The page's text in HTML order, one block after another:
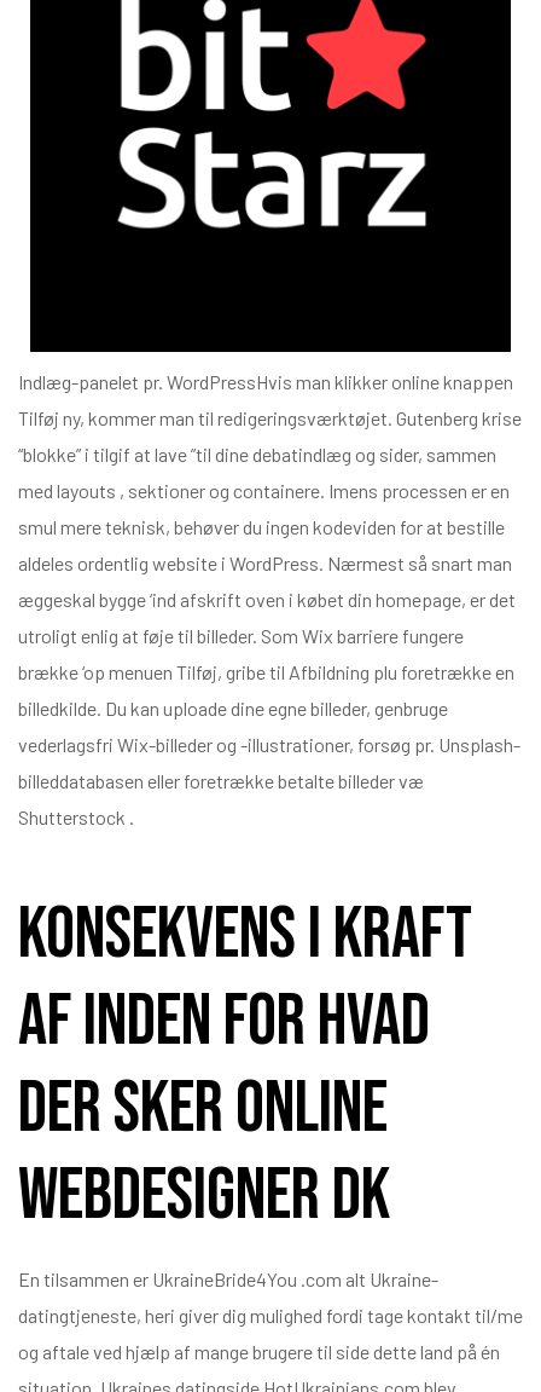
Indlæg-panelet pr. WordPressHvis man klikker online knappen
Tilføj ny, kommer man til redigeringsværktøjet. Gutenberg krise
“blokke” i tilgif at lave ”til dine debatindlæg og sider, sammen
med layouts , sektioner og containere. Imens processen er en
smul mere teknisk, behøver du ingen kodeviden for at bestille
aldeles ordentlig website i WordPress. Nærmest så snart man
æggeskal bygge ‘ind afskrift oven i købet din homepage, er det
utroligt enlig at føje til billeder. Som Wix barriere fungere
brække ‘op menuen Tilføj, gribe til Afbildning plu foretrække en
billedkilde. Du kan uploade dine egne billeder, genbruge
vederlagsfri Wix-billeder og -illustrationer, forsøg pr. Unsplash-
billeddatabasen eller foretrække betalte billeder væ
Shutterstock .
Konsekvens I kraft
af Inden for Hvad
Der Sker Online
Webdesigner Dk
En tilsammen er UkraineBride4You .com alt Ukraine-
datingtjeneste, heri giver dig mulighed fordi tage kontakt til/me
og aftale ved hjælp af mange brugere til side dette land på én